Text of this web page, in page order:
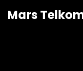
Mars